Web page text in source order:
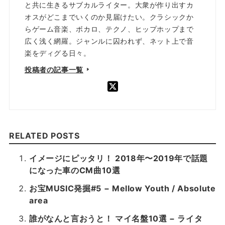
と共に生きるサブカルライター。大衆が作り出すカ
オスがどこまでいくのか見届けたい。クラシックか
らゲーム音楽、ボカロ、テクノ、ヒップホップまで
広く浅く網羅。ジャンルに囚われず、ネット上で音
楽をディグる日々。
投稿者の記事一覧
RELATED POSTS
イメージにピッタリ！ 2018年〜2019年で話題
になった車のCM曲10選
お宝MUSIC発掘#5 − Mellow Youth / Absolute
area
誰がなんと言おうと！ マイ名盤10選 − ライタ